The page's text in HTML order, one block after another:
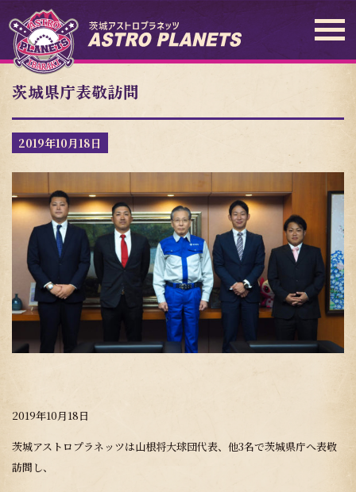
茨城県庁表敬訪問
2019年10月18日
2019年10月18日
茨城アストロプラネッツは山根将大球団代表、他3名で茨城県庁へ表敬
訪問し、